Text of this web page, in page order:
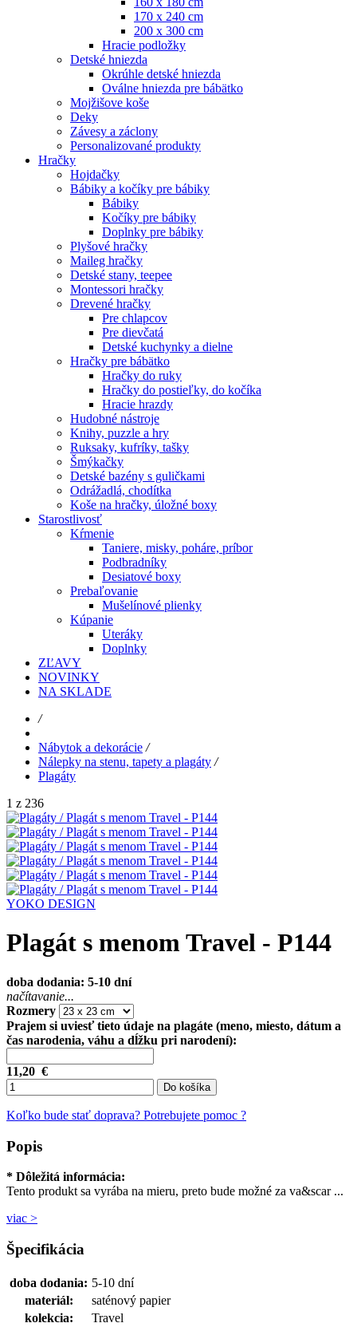
170 x 240 cm
200 x 300 cm
Hracie podložky
Detské hniezda
Okrúhle detské hniezda
Oválne hniezda pre bábätko
Mojžišove koše
Deky
Závesy a záclony
Personalizované produkty
Hračky
Hojdačky
Bábiky a kočíky pre bábiky
Bábiky
Kočíky pre bábiky
Doplnky pre bábiky
Plyšové hračky
Maileg hračky
Detské stany, teepee
Montessori hračky
Drevené hračky
Pre chlapcov
Pre dievčatá
Detské kuchynky a dielne
Hračky pre bábätko
Hračky do ruky
Hračky do postieľky, do kočíka
Hracie hrazdy
Hudobné nástroje
Knihy, puzzle a hry
Ruksaky, kufríky, tašky
Šmýkačky
Detské bazény s guličkami
Odrážadlá, chodítka
Koše na hračky, úložné boxy
Starostlivosť
Kŕmenie
Taniere, misky, poháre, príbor
Podbradníky
Desiatové boxy
Prebaľovanie
Mušelínové plienky
Kúpanie
Uteráky
Doplnky
ZĽAVY
NOVINKY
NA SKLADE
/
Nábytok a dekorácie /
Nálepky na stenu, tapety a plagáty /
Plagáty
1 z 236
YOKO DESIGN
Plagát s menom Travel - P144
doba dodania: 5-10 dní
načítavanie...
Rozmery
Prajem si uviesť tieto údaje na plagáte (meno, miesto, dátum a
čas narodenia, váhu a dĺžku pri narodení):
11,20 €
Do košíka
Koľko bude stať doprava? Potrebujete pomoc ?
Popis
* Dôležitá informácia:
Tento produkt sa vyrába na mieru, preto bude možné za va&scar ...
viac >
Špecifikácia
doba dodania: 5-10 dní
materiál:
saténový papier
kolekcia:
Travel